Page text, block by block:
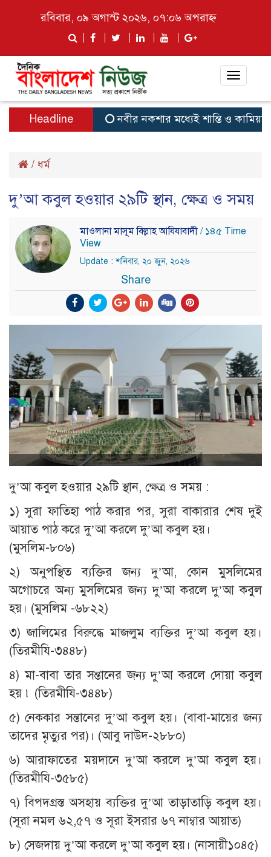
রবিবার, ০৯ অগাস্ট ২০২৬, ০৭:০৬ অপরাহ্ন
Toggle
Headline নবীর নকশার মধ্যেই শান্তি ও কামিয়াবি:
/ ধর্ম
দু’আ কবুল হওয়ার ২৯টি স্থান, ক্ষেত্র ও সময়
মাওলানা মাসূম বিল্লাহ আযিযাবাদী / ১৪৫ Time
View
Update : শনিবার, ২০ জুন, ২০২৬
Share
দু’আ কবুল হওয়ার ২৯টি স্থান, ক্ষেত্র ও সময় :
১) সুরা ফাতিহা পাঠ করার পর, সুরা বাকারার শেষ দুই
আয়াত পাঠ করে দু’আ করলে দু’আ কবুল হয়।
(মুসলিম-৮০৬)
২) অনুপস্থিত ব্যক্তির জন্য দু’আ, কোন মুসলিমের
অগোচরে অন্য মুসলিমের জন্য দু’আ করলে দু’আ কবুল
হয়। (মুসলিম -৬৮২২)
৩) জালিমের বিরুদ্ধে মাজলুম ব্যক্তির দু’আ কবুল হয়।
(তিরমীযি-৩৪৪৮)
৪) মা-বাবা তার সন্তানের জন্য দু’আ করলে দোয়া কবুল
হয় ৷ (তিরমীযি-৩৪৪৮)
৫) নেককার সন্তানের দু’আ কবুল হয়। (বাবা-মায়ের জন্য
তাদের মৃত্যুর পর)। (আবু দাউদ-২৮৮০)
৬) আরাফাতের ময়দানে দু’আ করলে দু’আ কবুল হয়।
(তিরমীযি-৩৫৮৫)
৭) বিপদগ্রস্ত অসহায় ব্যক্তির দু’আ তাড়াতাড়ি কবুল হয়।
(সূরা নমল ৬২,৫৭ ও সূরা ইসরার ৬৭ নাম্বার আয়াত)
৮) সেজদায় দু’আ করলে দু’আ কবুল হয়। (নাসায়ী১০৪৫)